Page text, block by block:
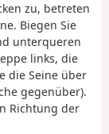
zu, betreten
Biegen Sie
unterqueren
links, die
die Seine über
gegenüber).
Richtung der